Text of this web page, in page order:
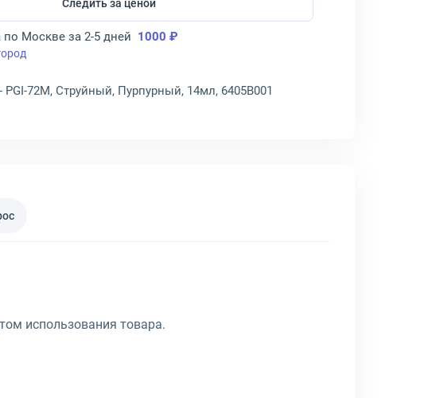
Следить за ценой
по Москве за 2-5 дней 1000 ₽
PGI-72M, Струйный, Пурпурный, 14мл, 6405B001
использования товара.